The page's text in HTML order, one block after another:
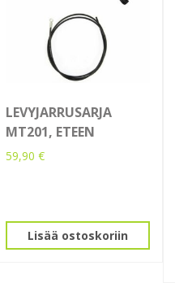
LEVYJARRUSARJA
MT201, ETEEN
59,90 €
Lisää ostoskoriin